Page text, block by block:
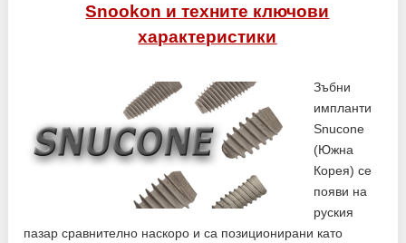
Snookon и техните ключови
характеристики
Зъбни
импланти
Snucone
(Южна
Корея) се
появи на
руския
пазар сравнително наскоро и са позиционирани като